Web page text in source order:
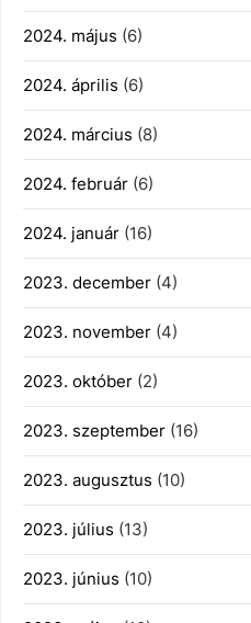
2024. május (6)
2024. április (6)
2024. március (8)
2024. február (6)
2024. január (16)
2023. december (4)
2023. november (4)
2023. október (2)
2023. szeptember (16)
2023. augusztus (10)
2023. július (13)
2023. június (10)